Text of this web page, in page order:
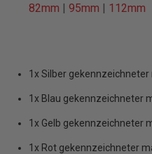
82mm
95mm 112mm
1x Silber
1x Blau gekennzeichneter
1x Gelb gekennzeichneter
1x Rot gekennzeichneter